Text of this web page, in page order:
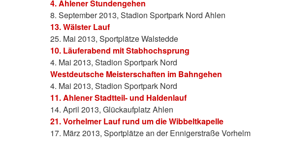
4. Ahlener Stundengehen
8. September 2013, Stadion Sportpark Nord Ahlen
13. Wälster Lauf
25. Mai 2013, Sportplätze Walstedde
10. Läuferabend mit Stabhochsprung
4. Mai 2013, Stadion Sportpark Nord
Westdeutsche Meisterschaften im Bahngehen
4. Mai 2013, Stadion Sportpark Nord
11. Ahlener Stadtteil- und Haldenlauf
14. April 2013, Glückaufplatz Ahlen
21. Vorhelmer Lauf rund um die Wibbeltkapelle
17. März 2013, Sportplätze an der Ennigerstraße Vorhelm